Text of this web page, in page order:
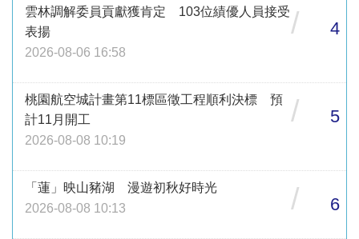
雲林調解委員貢獻獲肯定 103位績優人員接受
表揚
2026-08-06 16:58
/ 4
桃園航空城計畫第11標區徵工程順利決標 預
計11月開工
2026-08-08 10:19
/ 5
「蓮」映山豬湖 漫遊初秋好時光
2026-08-08 10:13
/ 6